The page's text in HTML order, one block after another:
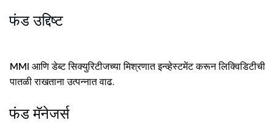
फंड उद्दिष्ट
MMI आणि डेब्ट सिक्युरिटीजच्या मिश्रणात इन्व्हेस्टमेंट करून लिक्विडिटीची
पातळी राखताना उत्पन्नात वाढ.
फंड मॅनेजर्स